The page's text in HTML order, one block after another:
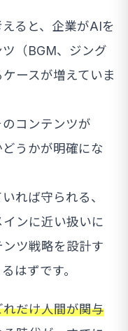
ると、企業がAIを
（BGM、ジング
ースが増えていま
コンテンツが
どうかが明確にな
れば守られる、
ンに近い扱いに
ツ戦略を設計す
はずです。
だけ人間が関与